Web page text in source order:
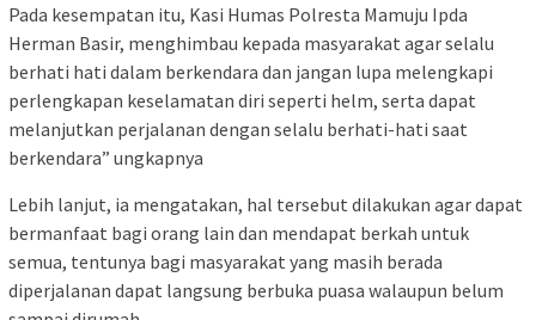
Pada kesempatan itu, Kasi Humas Polresta Mamuju Ipda
Herman Basir, menghimbau kepada masyarakat agar selalu
berhati hati dalam berkendara dan jangan lupa melengkapi
perlengkapan keselamatan diri seperti helm, serta dapat
melanjutkan perjalanan dengan selalu berhati-hati saat
berkendara” ungkapnya
Lebih lanjut, ia mengatakan, hal tersebut dilakukan agar dapat
bermanfaat bagi orang lain dan mendapat berkah untuk
semua, tentunya bagi masyarakat yang masih berada
diperjalanan dapat langsung berbuka puasa walaupun belum